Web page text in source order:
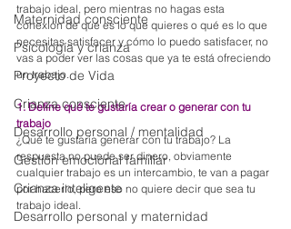
Maternidad consciente
Psicología y crianza
Proyecto de Vida
Crianza consciente
Desarrollo personal / mentalidad
Gestión emocional familiar
Crianza inteligente
Desarrollo personal y maternidad
trabajo ideal, pero mientras no hagas esta
conexión de qué es lo que quieres o qué es lo que
necesitas satisfacer y cómo lo puedo satisfacer, no
vas a poder ver las cosas que ya te está ofreciendo
un trabajo.
1. Define qué te gustaría crear o generar con tu
trabajo
¿Qué te gustaría generar con tu trabajo? La
respuesta no puede ser dinero, obviamente
cualquier trabajo es un intercambio, te van a pagar
por hacerlo, pero eso no quiere decir que sea tu
trabajo ideal.